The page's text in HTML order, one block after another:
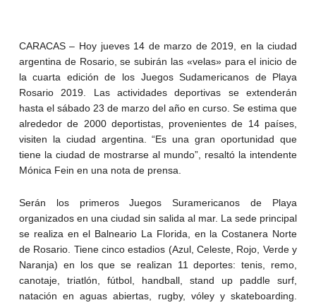
CARACAS – Hoy jueves 14 de marzo de 2019, en la ciudad
argentina de Rosario, se subirán las «velas» para el inicio de
la cuarta edición de los Juegos Sudamericanos de Playa
Rosario 2019. Las actividades deportivas se extenderán
hasta el sábado 23 de marzo del año en curso. Se estima que
alrededor de 2000 deportistas, provenientes de 14 países,
visiten la ciudad argentina. “Es una gran oportunidad que
tiene la ciudad de mostrarse al mundo”, resaltó la intendente
Mónica Fein en una nota de prensa.
Serán los primeros Juegos Suramericanos de Playa
organizados en una ciudad sin salida al mar. La sede principal
se realiza en el Balneario La Florida, en la Costanera Norte
de Rosario. Tiene cinco estadios (Azul, Celeste, Rojo, Verde y
Naranja) en los que se realizan 11 deportes: tenis, remo,
canotaje, triatlón, fútbol, handball, stand up paddle surf,
natación en aguas abiertas, rugby, vóley y skateboarding.